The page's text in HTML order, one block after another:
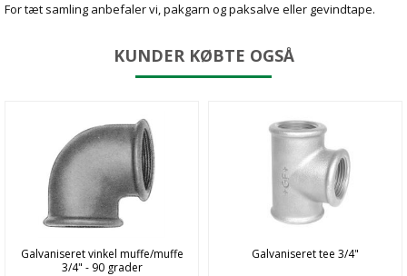
For tæt samling anbefaler vi, pakgarn og paksalve eller gevindtape.
KUNDER KØBTE OGSÅ
Galvaniseret vinkel muffe/muffe
3/4" - 90 grader
Galvaniseret tee 3/4"